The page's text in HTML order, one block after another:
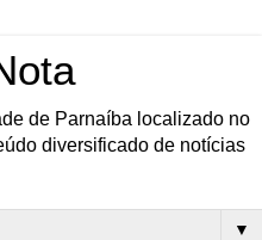
de Parnaíba localizado no
diversificado de notícias
▼